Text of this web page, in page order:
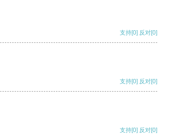
支持[0] 反对[0]
支持[0] 反对[0]
支持[0] 反对[0]